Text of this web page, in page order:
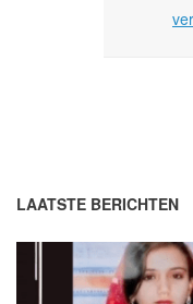
LAATSTE BERICHTEN